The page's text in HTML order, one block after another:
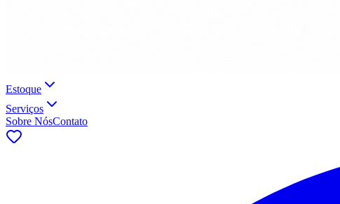
Estoque
Serviços
Sobre NósContato